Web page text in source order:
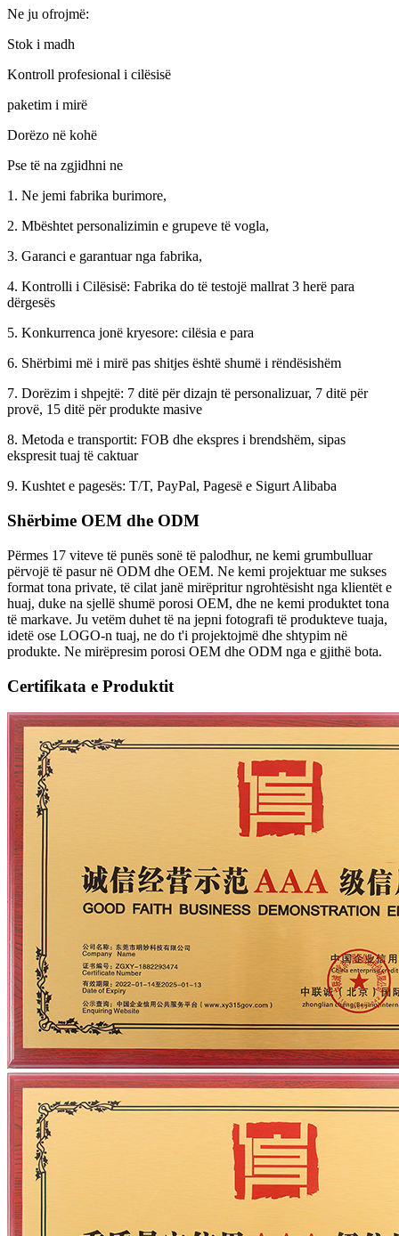
Ne ju ofrojmë:
Stok i madh
Kontroll profesional i cilësisë
paketim i mirë
Dorëzo në kohë
Pse të na zgjidhni ne
1. Ne jemi fabrika burimore,
2. Mbështet personalizimin e grupeve të vogla,
3. Garanci e garantuar nga fabrika,
4. Kontrolli i Cilësisë: Fabrika do të testojë mallrat 3 herë para
dërgesës
5. Konkurrenca jonë kryesore: cilësia e para
6. Shërbimi më i mirë pas shitjes është shumë i rëndësishëm
7. Dorëzim i shpejtë: 7 ditë për dizajn të personalizuar, 7 ditë për
provë, 15 ditë për produkte masive
8. Metoda e transportit: FOB dhe ekspres i brendshëm, sipas
ekspresit tuaj të caktuar
9. Kushtet e pagesës: T/T, PayPal, Pagesë e Sigurt Alibaba
Shërbime OEM dhe ODM
Përmes 17 viteve të punës sonë të palodhur, ne kemi grumbulluar
përvojë të pasur në ODM dhe OEM. Ne kemi projektuar me sukses
format tona private, të cilat janë mirëpritur ngrohtësisht nga klientët e
huaj, duke na sjellë shumë porosi OEM, dhe ne kemi produktet tona
të markave. Ju vetëm duhet të na jepni fotografi të produkteve tuaja,
idetë ose LOGO-n tuaj, ne do t'i projektojmë dhe shtypim në
produkte. Ne mirëpresim porosi OEM dhe ODM nga e gjithë bota.
Certifikata e Produktit